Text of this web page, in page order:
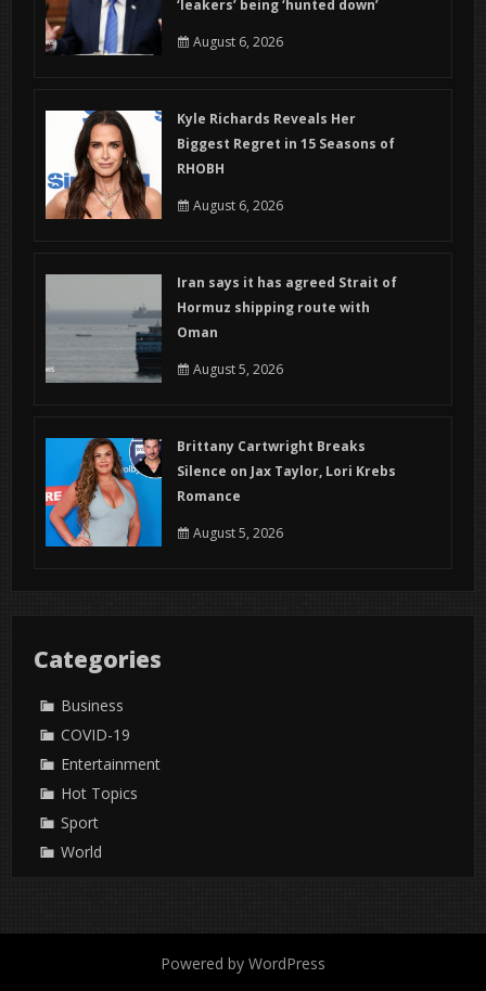
‘leakers’ being ‘hunted down’
August 6, 2026
Kyle Richards Reveals Her
Biggest Regret in 15 Seasons of
RHOBH
August 6, 2026
Iran says it has agreed Strait of
Hormuz shipping route with
Oman
August 5, 2026
Brittany Cartwright Breaks
Silence on Jax Taylor, Lori Krebs
Romance
August 5, 2026
Categories
Business
COVID-19
Entertainment
Hot Topics
Sport
World
Powered by WordPress